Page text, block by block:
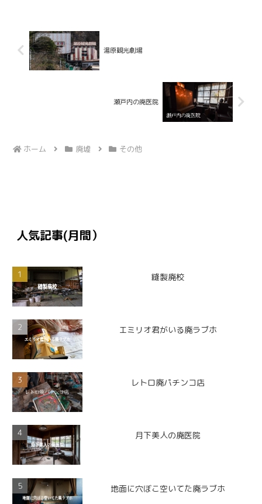
湯原観光劇場
瀬戸内の廃医院
ホーム 廃墟 その他
人気記事(月間）
縫製廃校
エミリオ君がいる廃ラブホ
レトロ廃パチンコ店
月下美人の廃医院
地面に穴ぼこ空いてた廃ラブホ